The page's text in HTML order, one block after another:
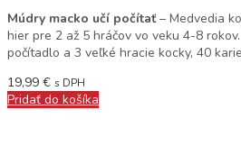
Múdry macko učí počítať– Medvedia
hier pre 2 až 5 hráčov vo veku 4-8
počítadlo a 3 veľké hracie kocky, 40
19,99 € s DPH
Pridať do košíka